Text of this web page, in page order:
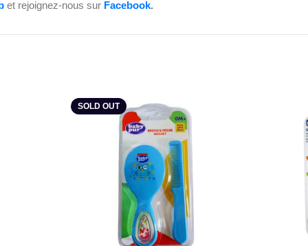
et rejoignez-nous sur Facebook.
SOLD OUT